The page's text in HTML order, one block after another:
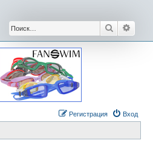
Поиск
Вход
Регистрация